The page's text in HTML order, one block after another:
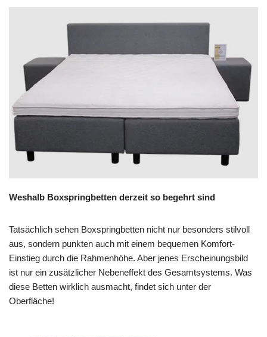
Weshalb Boxspringbetten derzeit so begehrt sind
Tatsächlich sehen Boxspringbetten nicht nur besonders stilvoll
aus, sondern punkten auch mit einem bequemen Komfort-
Einstieg durch die Rahmenhöhe. Aber jenes Erscheinungsbild
ist nur ein zusätzlicher Nebeneffekt des Gesamtsystems. Was
diese Betten wirklich ausmacht, findet sich unter der
Oberfläche!